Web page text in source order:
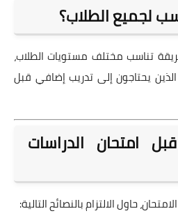
لجميع الطلاب؟
تناسب مختلف مستويات الطلاب،
يحتاجون إلى تدريب إضافي قبل
امتحان الدراسات
حاول الالتزام بالنصائح التالية: